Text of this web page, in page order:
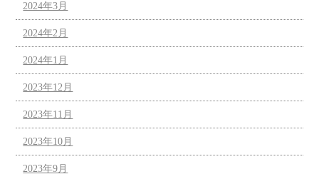
2024年3月
2024年2月
2024年1月
2023年12月
2023年11月
2023年10月
2023年9月